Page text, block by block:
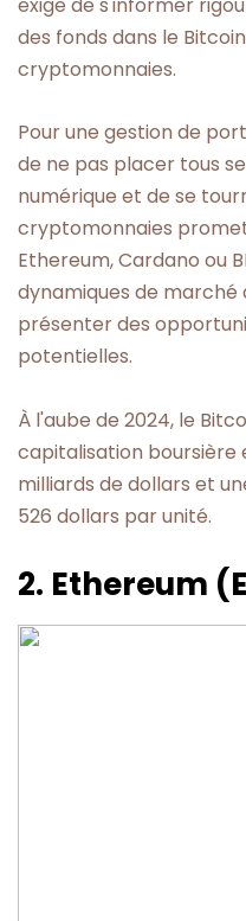
des fonds dans le
cryptomonnaies.
Pour une gestion de
de ne pas placer tous
numérique et de se
cryptomonnaies
Ethereum, Cardano ou
dynamiques de
présenter des
potentielles.
À l'aube de 2024, le
capitalisation boursière
milliards de dollars et
526 dollars par unité.
2. Ethereum